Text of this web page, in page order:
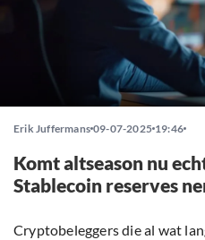
Erik Juffermans 09-07-2025 19:46
Komt altseason nu
Stablecoin reserves
Cryptobeleggers die al wat